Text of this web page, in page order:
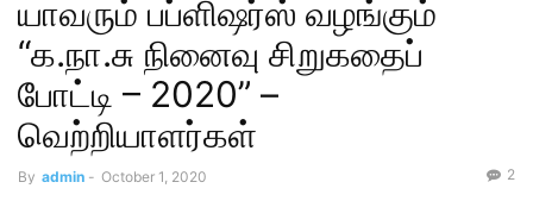
யாவரும் பப்ளிஷர்ஸ் வழங்கும்
“க.நா.சு நினைவு சிறுகதைப்
போட்டி – 2020” –
வெற்றியாளர்கள்
By admin - October 1, 2020 2